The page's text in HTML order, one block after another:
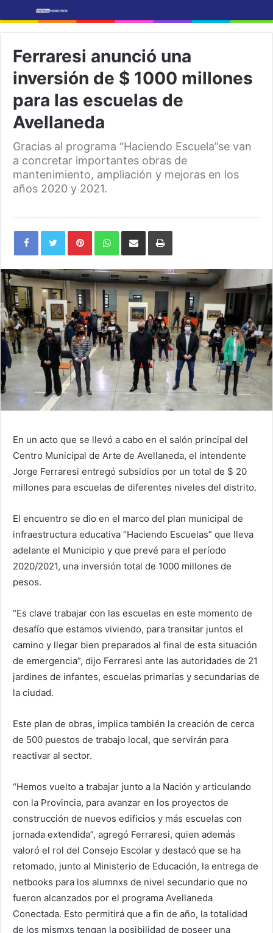
Ferraresi anunció una
inversión de $ 1000 millones
para las escuelas de
Avellaneda
Gracias al programa “Haciendo Escuela”se van
a concretar importantes obras de
mantenimiento, ampliación y mejoras en los
años 2020 y 2021.
PinterestWhatsAppShare
Email
Print
En un acto que se llevó a cabo en el salón principal del
Centro Municipal de Arte de Avellaneda, el intendente
Jorge Ferraresi entregó subsidios por un total de $ 20
millones para escuelas de diferentes niveles del distrito.
El encuentro se dio en el marco del plan municipal de
infraestructura educativa “Haciendo Escuelas” que lleva
adelante el Municipio y que prevé para el período
2020/2021, una inversión total de 1000 millones de
pesos.
“Es clave trabajar con las escuelas en este momento de
desafío que estamos viviendo, para transitar juntos el
camino y llegar bien preparados al final de esta situación
de emergencia”, dijo Ferraresi ante las autoridades de 21
jardines de infantes, escuelas primarias y secundarias de
la ciudad.
Este plan de obras, implica también la creación de cerca
de 500 puestos de trabajo local, que servirán para
reactivar al sector.
“Hemos vuelto a trabajar junto a la Nación y articulando
con la Provincia, para avanzar en los proyectos de
construcción de nuevos edificios y más escuelas con
jornada extendida”, agregó Ferraresi, quien además
valoró el rol del Consejo Escolar y destacó que se ha
retomado, junto al Ministerio de Educación, la entrega de
netbooks para los alumnxs de nivel secundario que no
fueron alcanzados por el programa Avellaneda
Conectada. Esto permitirá que a fin de año, la totalidad
de los mismxs tengan la posibilidad de poseer una